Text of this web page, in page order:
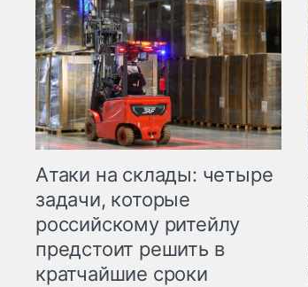
Атаки на склады: четыре
задачи, которые
российскому ритейлу
предстоит решить в
кратчайшие сроки